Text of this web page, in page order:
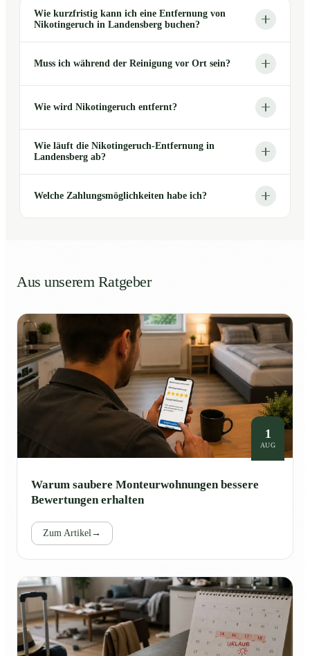
Wie kurzfristig kann ich eine Entfernung von
Nikotingeruch in Landensberg buchen?
Muss ich während der Reinigung vor Ort sein?
Wie wird Nikotingeruch entfernt?
Wie läuft die Nikotingeruch-Entfernung in
Landensberg ab?
Welche Zahlungsmöglichkeiten habe ich?
Aus unserem Ratgeber
1
AUG
Warum saubere Monteurwohnungen bessere
Bewertungen erhalten
Zum Artikel →